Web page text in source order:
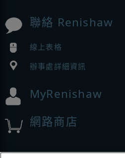
聯絡 Renishaw
線上表格
辦事處詳細資訊
MyRenishaw
網路商店